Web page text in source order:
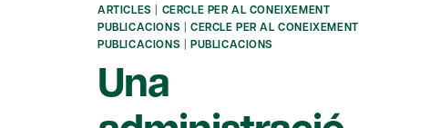
ARTICLES | CERCLE PER AL CONEIXEMENT
PUBLICACIONS | CERCLE PER AL CONEIXEMENT
PUBLICACIONS | PUBLICACIONS
Una